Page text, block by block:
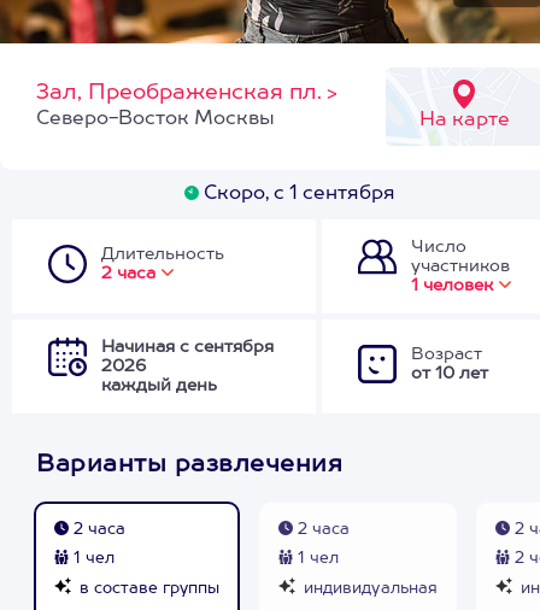
Зал, Преображенская пл. >
На карте
Северо-Восток Москвы
Скоро, с 1 сентября
Длительность
2 часа
Число
участников
1 человек
Начиная с сентября
2026
каждый день
Возраст
от 10 лет
Варианты развлечения
2 часа
1 чел
в составе группы
2 часа
1 чел
индивидуальная
2
2